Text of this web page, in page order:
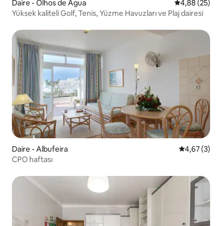
Daire - Olhos de Água 5 üzerinden
4,88 (25)
Yüksek kaliteli Golf, Tenis, Yüzme Havuzları ve Plaj dairesi
Daire - Albufeira 5 üzerinden
4,67 (3)
CPO haftası